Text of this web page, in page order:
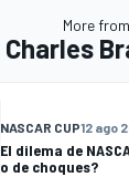
More from
Charles
NASCAR CUP12 ago
El dilema de
o de choques?